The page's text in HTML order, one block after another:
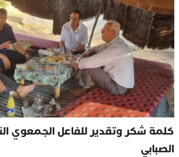
كلمة شكر وتقدير للفاعل الجمعوي
الصبابي